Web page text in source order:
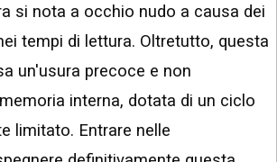
si nota a occhio nudo a causa dei
tempi di lettura. Oltretutto, questa
un'usura precoce e non
interna, dotata di un ciclo
limitato. Entrare nelle